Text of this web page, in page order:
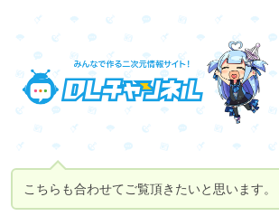
こちらも合わせてご覧頂きたいと思います。